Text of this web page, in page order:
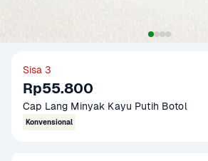
Sisa 3
Rp55.800
Cap Lang Minyak Kayu Putih Botol
Konvensional